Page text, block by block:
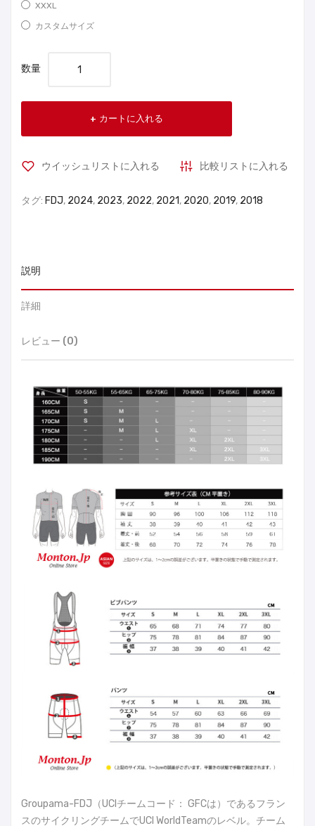
XXXL
カスタムサイズ
数量
カートに入れる
ウイッシュリストに入れる 比較リストに入れる
タグ: FDJ, 2024, 2023, 2022, 2021, 2020, 2019, 2018
説明
詳細
レビュー (0)
Groupama-FDJ（UCIチームコード： GFCは）であるフラン
スのサイクリングチームでUCI WorldTeamのレベル。チーム